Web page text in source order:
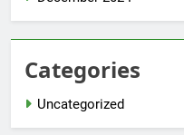
Categories
Uncategorized